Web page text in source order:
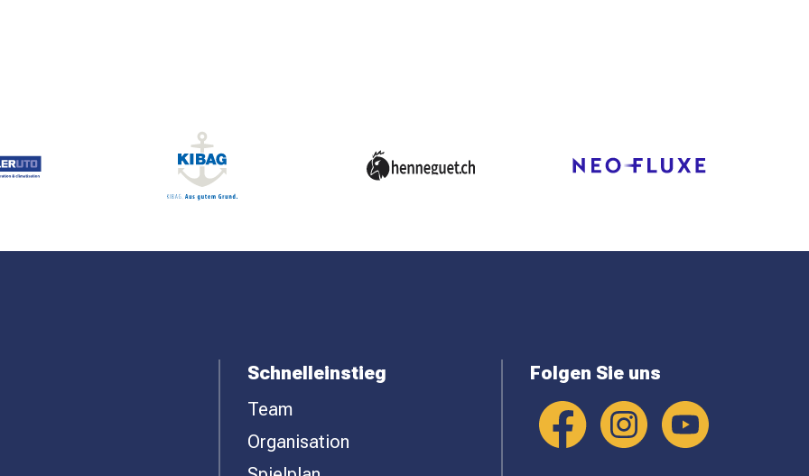
Schnelleinstieg
Team
Organisation
Folgen Sie uns